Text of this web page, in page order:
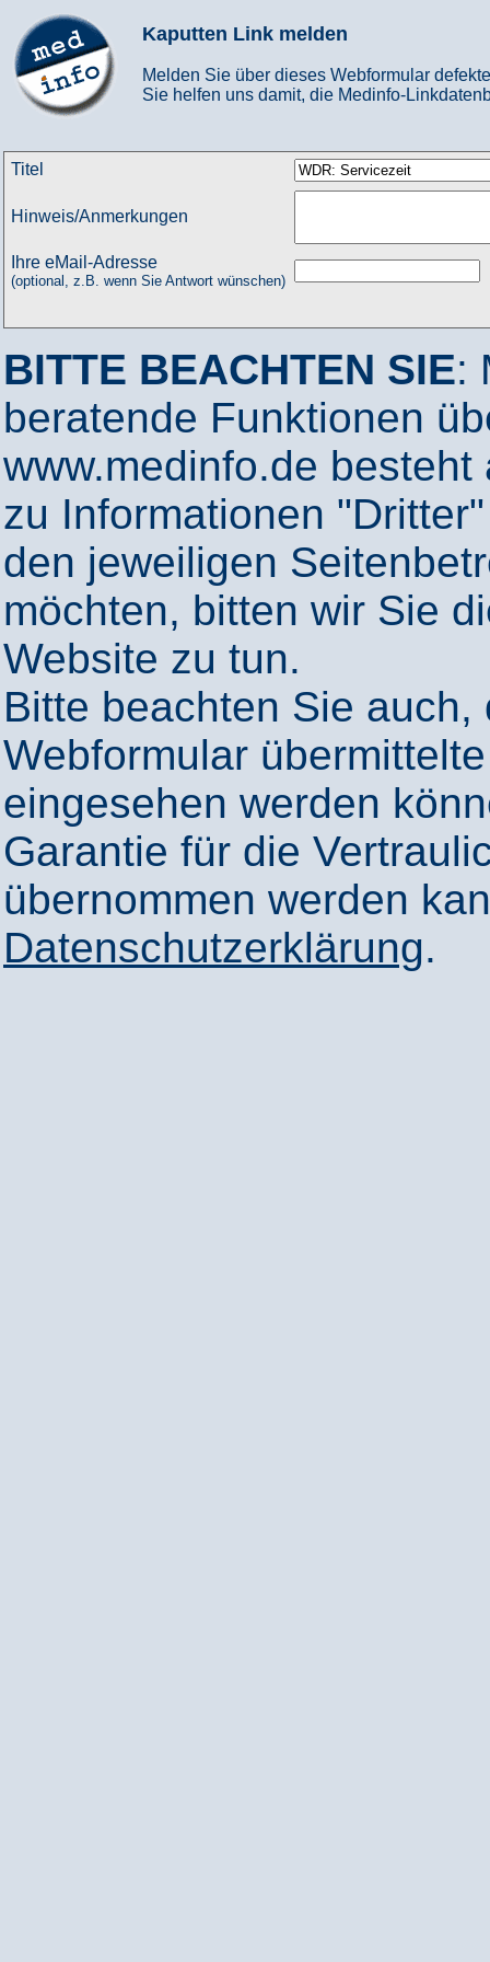
Kaputten Link melden
Melden Sie über dieses Webformular
Sie helfen uns damit, die Medinfo-
Titel
Hinweis/Anmerkungen
Ihre eMail-Adresse
(optional, z.B. wenn Sie Antwort wünschen)
BITTE BEACHTEN SIE:
beratende Funktionen
www.medinfo.de
zu Informationen
den jeweiligen
möchten, bitten wir Sie
Website zu tun.
Bitte beachten Sie
Webformular
eingesehen werden
Garantie für die
übernommen werden
Datenschutzerklärung.